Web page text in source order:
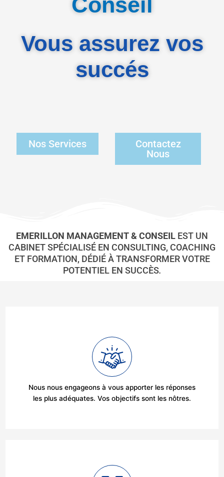
Vous assurez vos
succés
Nos Services
Contactez
Nous
EMERILLON MANAGEMENT & CONSEIL EST UN
CABINET SPÉCIALISÉ EN CONSULTING, COACHING
ET FORMATION, DÉDIÉ À TRANSFORMER VOTRE
POTENTIEL EN SUCCÈS.
Nous nous engageons à vous apporter les réponses
les plus adéquates. Vos objectifs sont les nôtres.